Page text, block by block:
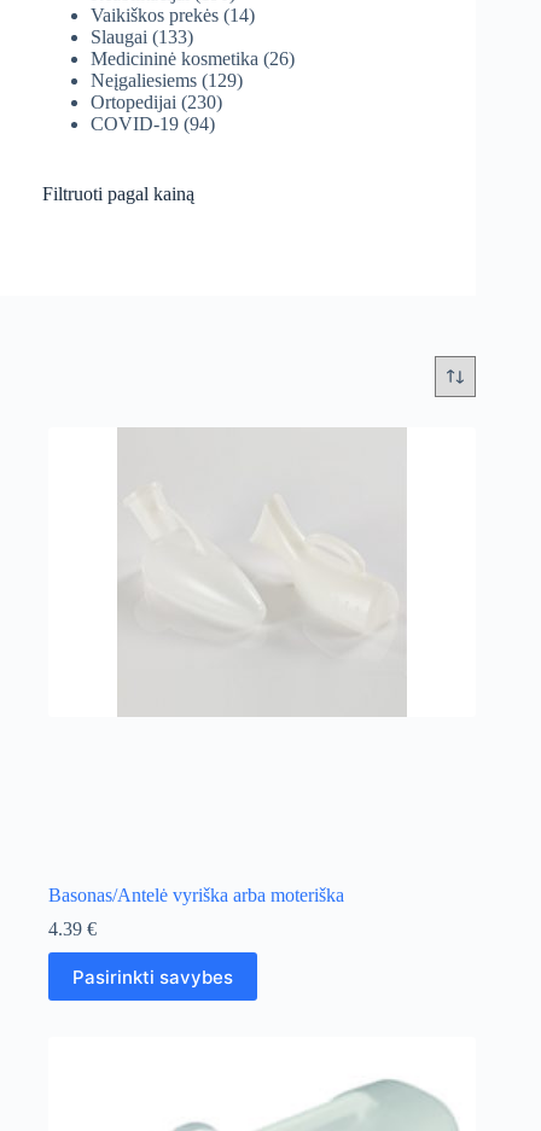
Basonas/Antelė vyriška arba moteriška
4.39 €
Pasirinkti savybes
This
product
has
Vaikiškos prekės (14)
Slaugai (133)
Medicininė kosmetika (26)
Neįgaliesiems (129)
Ortopedijai (230)
COVID-19 (94)
Filtruoti pagal kainą